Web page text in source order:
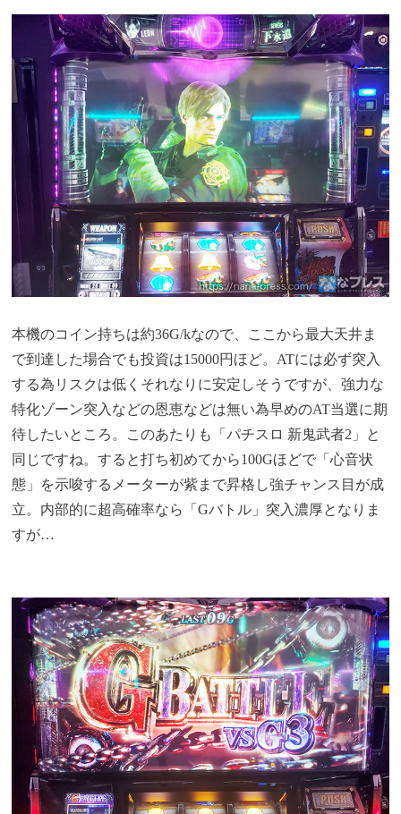
本機のコイン持ちは約36G/kなので、ここから最大天井ま
で到達した場合でも投資は15000円ほど。ATには必ず突入
する為リスクは低くそれなりに安定しそうですが、強力な
特化ゾーン突入などの恩恵などは無い為早めのAT当選に期
待したいところ。このあたりも「パチスロ 新鬼武者2」と
同じですね。すると打ち初めてから100Gほどで「心音状
態」を示唆するメーターが紫まで昇格し強チャンス目が成
立。内部的に超高確率なら「Gバトル」突入濃厚となりま
すが…